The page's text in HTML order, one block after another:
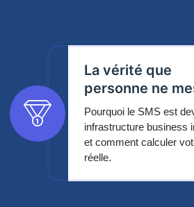
La vérité que
personne ne
Pourquoi le SMS est
infrastructure business
et comment calculer
réelle.